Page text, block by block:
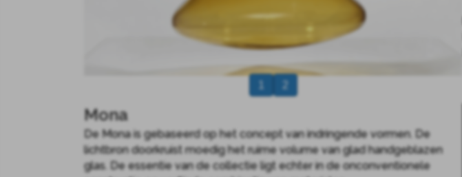
Mona
De Mona is gebaseerd op het concept van indringende vormen. De
lichtbron doorkruist moedig het ruime volume van glad handgeblazen
glas. De essentie van de collectie ligt echter in de onconventionele